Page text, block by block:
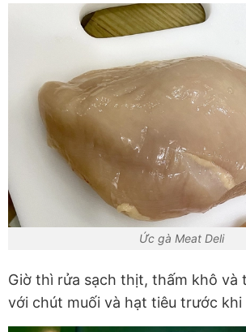
Ức gà Meat Deli
Giờ thì rửa sạch thịt, thấm khô và
với chút muối và hạt tiêu trước khi